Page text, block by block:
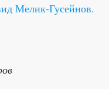
Мелик-Гусейнов.